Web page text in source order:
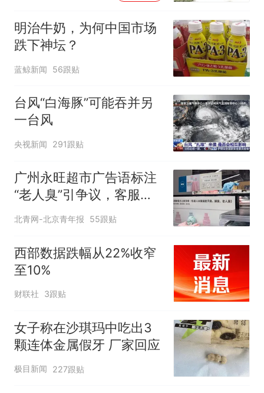
明治牛奶，为何中国市场
跌下神坛？
蓝鲸新闻 56跟贴
台风“白海豚”可能吞并另
一台风
央视新闻 291跟贴
广州永旺超市广告语标注
“老人臭”引争议，客服回
应
北青网-北京青年报 55跟贴
西部数据跌幅从22%收窄
至10%
财联社 3跟贴
女子称在沙琪玛中吃出3
颗连体金属假牙 厂家回应
极目新闻 227跟贴